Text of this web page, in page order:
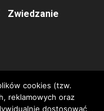
Zwiedzanie
cookies (tzw.
reklamowych oraz
dostosować